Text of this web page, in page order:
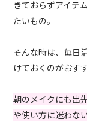
きておらずアイテ
たいもの。
そんな時は、毎日
けておくのがおす
朝のメイクにも出
や使い方に迷わな